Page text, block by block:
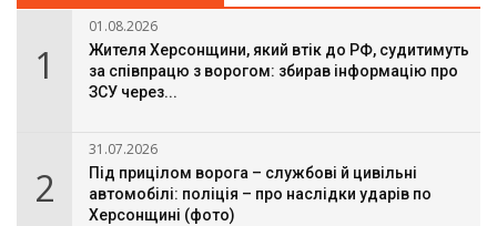
1
01.08.2026
Жителя Херсонщини, який втік до РФ, судитимуть
за співпрацю з ворогом: збирав інформацію про
ЗСУ через...
2
31.07.2026
Під прицілом ворога – службові й цивільні
автомобілі: поліція – про наслідки ударів по
Херсонщині (фото)